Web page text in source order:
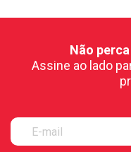
Não
Assine ao lado